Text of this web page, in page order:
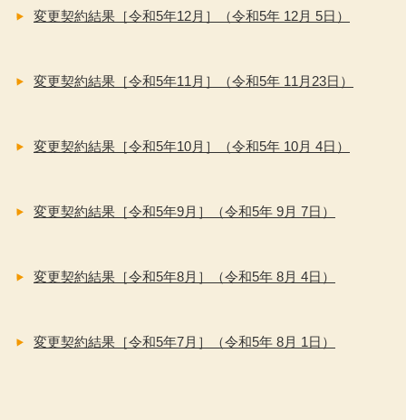
変更契約結果［令和5年12月］（令和5年 12月 5日）
変更契約結果［令和5年11月］（令和5年 11月23日）
変更契約結果［令和5年10月］（令和5年 10月 4日）
変更契約結果［令和5年9月］（令和5年 9月 7日）
変更契約結果［令和5年8月］（令和5年 8月 4日）
変更契約結果［令和5年7月］（令和5年 8月 1日）